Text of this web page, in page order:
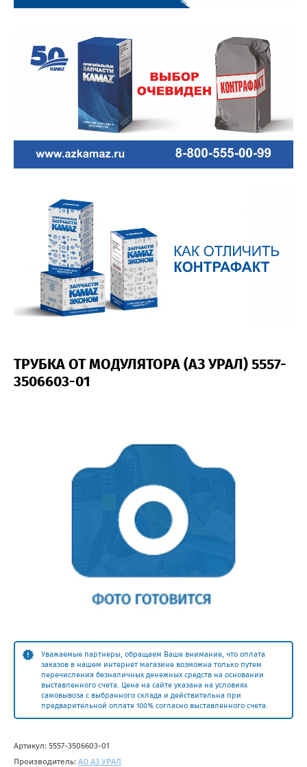
ТРУБКА ОТ МОДУЛЯТОРА (АЗ УРАЛ) 5557-
3506603-01
Уважаемые партнеры, обращаем Ваше внимание, что оплата
заказов в нашем интернет магазине возможна только путем
перечисления безналичных денежных средств на основании
выставленного счета. Цена на сайте указана на условиях
самовывоза с выбранного склада и действительна при
предварительной оплате 100% согласно выставленного счета.
Артикул: 5557-3506603-01
Производитель: АО АЗ УРАЛ